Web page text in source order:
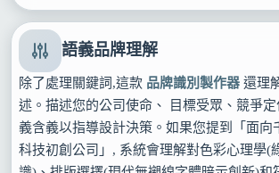
語義品牌理解
除了處理關鍵詞,這款 品牌識別製作器 還理
述。描述您的公司使命、 目標受眾、競爭
義含義以指導設計決策。如果您提到「面向
科技初創公司」, 系統會理解對色彩心理學(